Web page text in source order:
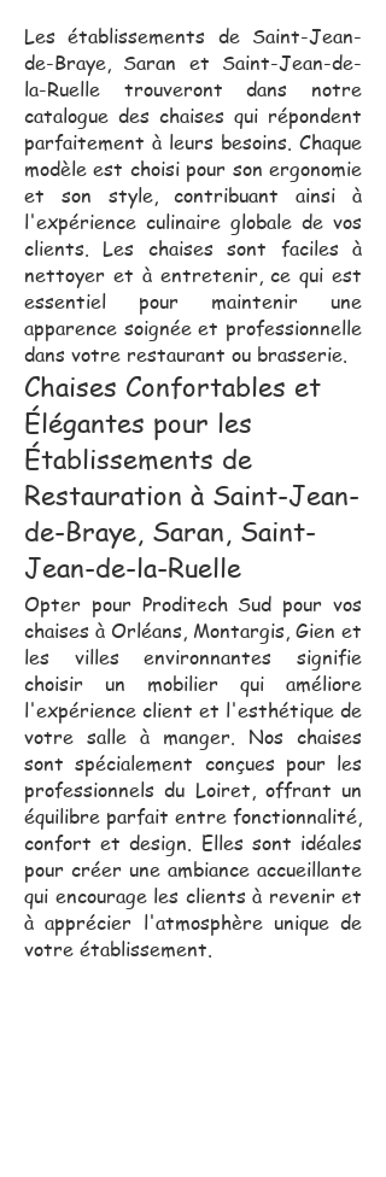
Les établissements de Saint-Jean-
de-Braye, Saran et Saint-Jean-de-
la-Ruelle trouveront dans notre
catalogue des chaises qui répondent
parfaitement à leurs besoins. Chaque
modèle est choisi pour son ergonomie
et son style, contribuant ainsi à
l'expérience culinaire globale de vos
clients. Les chaises sont faciles à
nettoyer et à entretenir, ce qui est
essentiel pour maintenir une
apparence soignée et professionnelle
dans votre restaurant ou brasserie.
Chaises Confortables et
Élégantes pour les
Établissements de
Restauration à Saint-Jean-
de-Braye, Saran, Saint-
Jean-de-la-Ruelle
Opter pour Proditech Sud pour vos
chaises à Orléans, Montargis, Gien et
les villes environnantes signifie
choisir un mobilier qui améliore
l'expérience client et l'esthétique de
votre salle à manger. Nos chaises
sont spécialement conçues pour les
professionnels du Loiret, offrant un
équilibre parfait entre fonctionnalité,
confort et design. Elles sont idéales
pour créer une ambiance accueillante
qui encourage les clients à revenir et
à apprécier l'atmosphère unique de
votre établissement.